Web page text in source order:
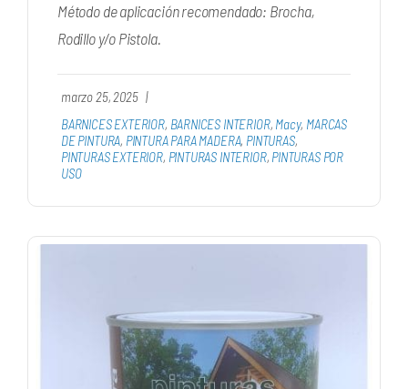
Método de aplicación recomendado: Brocha,
Rodillo y/o Pistola.
marzo 25, 2025 |
BARNICES EXTERIOR, BARNICES INTERIOR, Macy, MARCAS
DE PINTURA, PINTURA PARA MADERA, PINTURAS,
PINTURAS EXTERIOR, PINTURAS INTERIOR, PINTURAS POR
USO